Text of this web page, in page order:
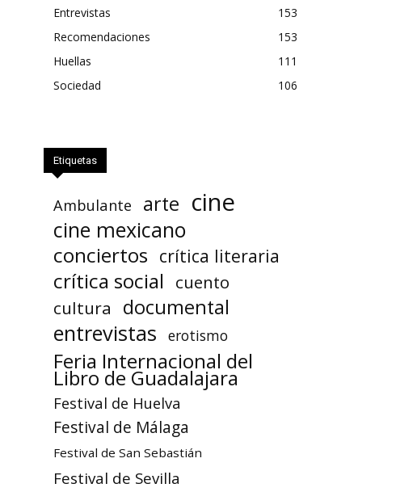
Entrevistas
153
Recomendaciones
153
Huellas
111
Sociedad
106
Etiquetas
Ambulante arte cine
cine mexicano
conciertos crítica literaria
crítica social
cuento
cultura
documental
entrevistas erotismo
Feria Internacional del
Libro de Guadalajara
Festival de Huelva
Festival de Málaga
Festival de San Sebastián
Festival de Sevilla